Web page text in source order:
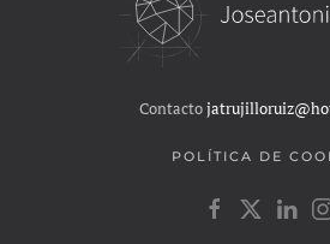
Contacto
POLÍTICA DE